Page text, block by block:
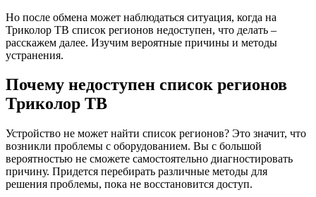
Но после обмена может наблюдаться ситуация, когда на
Триколор ТВ список регионов недоступен, что делать –
расскажем далее. Изучим вероятные причины и методы
устранения.
Почему недоступен список регионов
Триколор ТВ
Устройство не может найти список регионов? Это значит, что
возникли проблемы с оборудованием. Вы с большой
вероятностью не сможете самостоятельно диагностировать
причину. Придется перебирать различные методы для
решения проблемы, пока не восстановится доступ.